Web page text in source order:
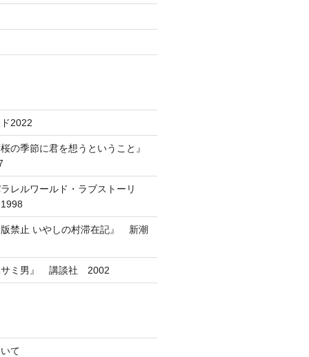
2022
の季節に君を想うということ』
レルワールド・ラブストーリ
禁止 いやしの村滞在記』 新潮
ミ男』 講談社 2002
て